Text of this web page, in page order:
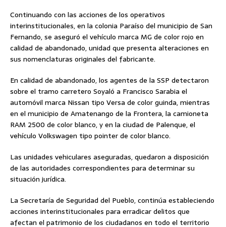
Continuando con las acciones de los operativos
interinstitucionales, en la colonia Paraíso del municipio de San
Fernando, se aseguró el vehículo marca MG de color rojo en
calidad de abandonado, unidad que presenta alteraciones en
sus nomenclaturas originales del fabricante.
En calidad de abandonado, los agentes de la SSP detectaron
sobre el tramo carretero Soyaló a Francisco Sarabia el
automóvil marca Nissan tipo Versa de color guinda, mientras
en el municipio de Amatenango de la Frontera, la camioneta
RAM 2500 de color blanco, y en la ciudad de Palenque, el
vehículo Volkswagen tipo pointer de color blanco.
Las unidades vehiculares aseguradas, quedaron a disposición
de las autoridades correspondientes para determinar su
situación jurídica.
La Secretaría de Seguridad del Pueblo, continúa estableciendo
acciones interinstitucionales para erradicar delitos que
afectan el patrimonio de los ciudadanos en todo el territorio